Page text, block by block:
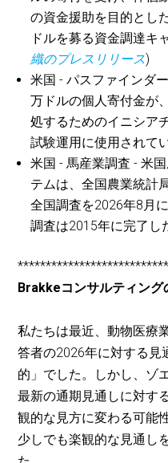
の資金援助を目的とし
ドルを募る資金調達キ
織のプレスリリース)
米国 - パスファインダ
万ドルの個人寄付金が
処するためのイニシア
試験運用に使用されて
米国 - 馬産業調査 - 米
テムは、全国農業統計
全国調査を2026年8月
調査は2015年に完了し
Brakkeコンサルティング
私たちは最近、動物医療
答者の2026年に対する見
的」でした。しかし、ゾ
最新の通期見通しに対す
観的な見方に変わる可能
少しでも楽観的な見通し